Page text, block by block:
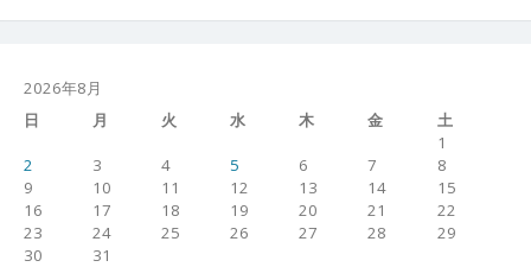
2026年8月
日
月 火 水 木 金
土
1
2
3 4 5 6 7
8
9
10 11 12 13 14
15
16
17 18 19 20 21
22
23
24 25 26 27 28
29
30
31